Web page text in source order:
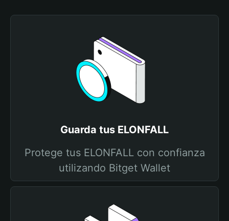
Guarda tus ELONFALL
Protege tus ELONFALL con confianza
utilizando Bitget Wallet